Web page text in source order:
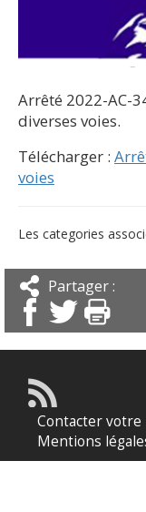
Arrêté 2022-AC-
diverses voies.
Télécharger :
voies
Les categories
Partager :
Contacter votre
Mentions